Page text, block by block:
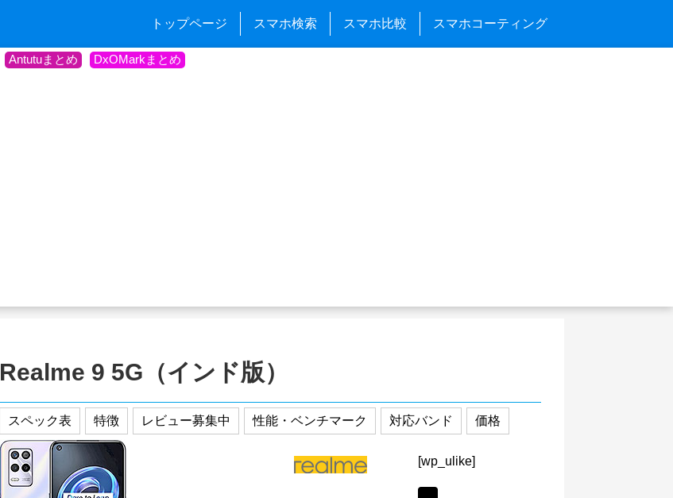
トップページ スマホ検索 スマホ比較 スマホコーティング
Antutuまとめ DxOMarkまとめ
Realme 9 5G（インド版）
スペック表 特徴 レビュー募集中 性能・ベンチマーク 対応バンド 価格
[wp_ulike]